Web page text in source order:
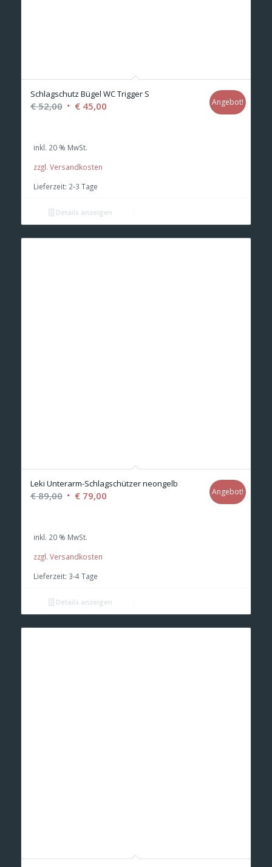
Schlagschutz Bügel WC Trigger S
€52,00 Ursprünglicher
€ 52,00
€45,00Aktueller
Angebot!
inkl. 20 % MwSt.
zzgl. Versandkosten
Lieferzeit: 2-3 Tage
Details anzeigen
Leki Unterarm-Schlagschützer neongelb
€89,00 Ursprünglicher
€ 89,00
€79,00Aktueller
Angebot!
inkl. 20 % MwSt.
zzgl. Versandkosten
Lieferzeit: 3-4 Tage
Details anzeigen